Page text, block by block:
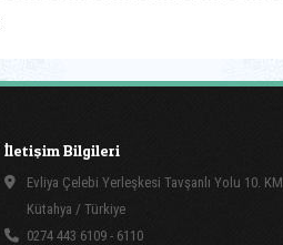
İletişim Bilgileri
Evliya Çelebi Yerleşkesi Tavşanlı Yolu 10. KM
Kütahya / Türkiye
0274 443 6109 - 6110